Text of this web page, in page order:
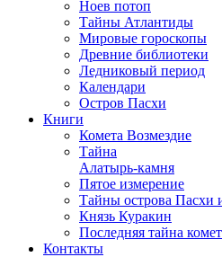
Ноев потоп
Тайны Атлантиды
Мировые гороскопы
Древние библиотеки
Ледниковый период
Календари
Остров Пасхи
Книги
Комета Возмездие
Тайна
Алатырь-камня
Пятое измерение
Тайны острова Пасхи
Князь Куракин
Последняя тайна
Контакты